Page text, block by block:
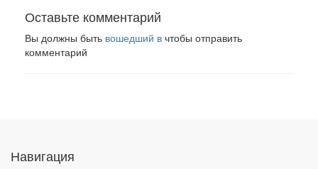
Оставьте комментарий
Вы должны быть вошедший в чтобы отправить
комментарий
Навигация